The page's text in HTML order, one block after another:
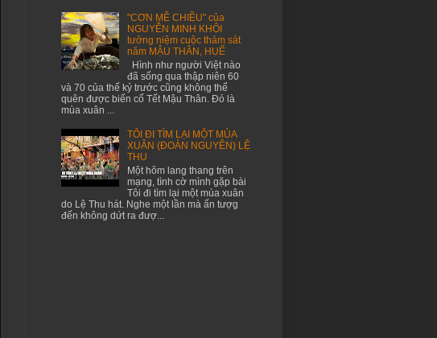
"CƠN MÊ CHIỀU" của
NGUYỄN MINH KHÔI
tưởng niệm cuộc thảm sát
năm MẬU THÂN, HUẾ
Hình như người Việt nào
đã sống qua thập niên 60
và 70 của thế kỷ trước cũng không thể
quên được biến cố Tết Mậu Thân. Đó là
mùa xuân ...
TÔI ĐI TÌM LẠI MỘT MÙA
XUÂN (ĐOÀN NGUYÊN) LỆ
THU
Một hôm lang thang trên
mạng, tình cờ mình gặp bài
Tôi đi tìm lại một mùa xuân
do Lệ Thu hát. Nghe một lần mà ấn tượg
đến không dứt ra đượ...